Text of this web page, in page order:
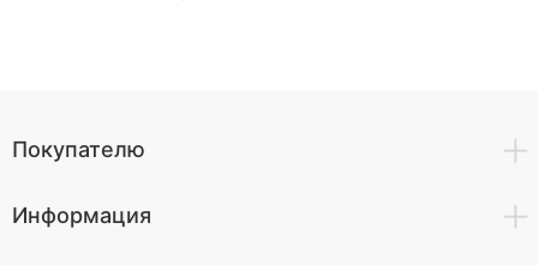
Покупателю
Информация